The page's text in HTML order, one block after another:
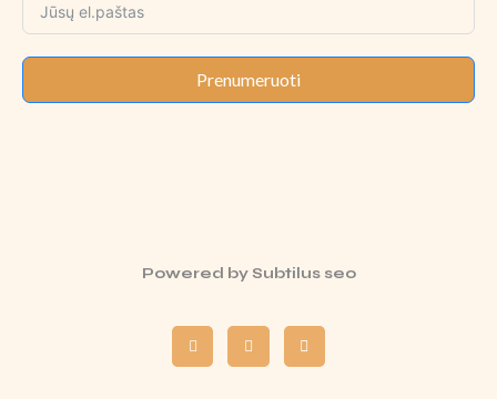
Prenumeruoti
Powered bySubtilus seo